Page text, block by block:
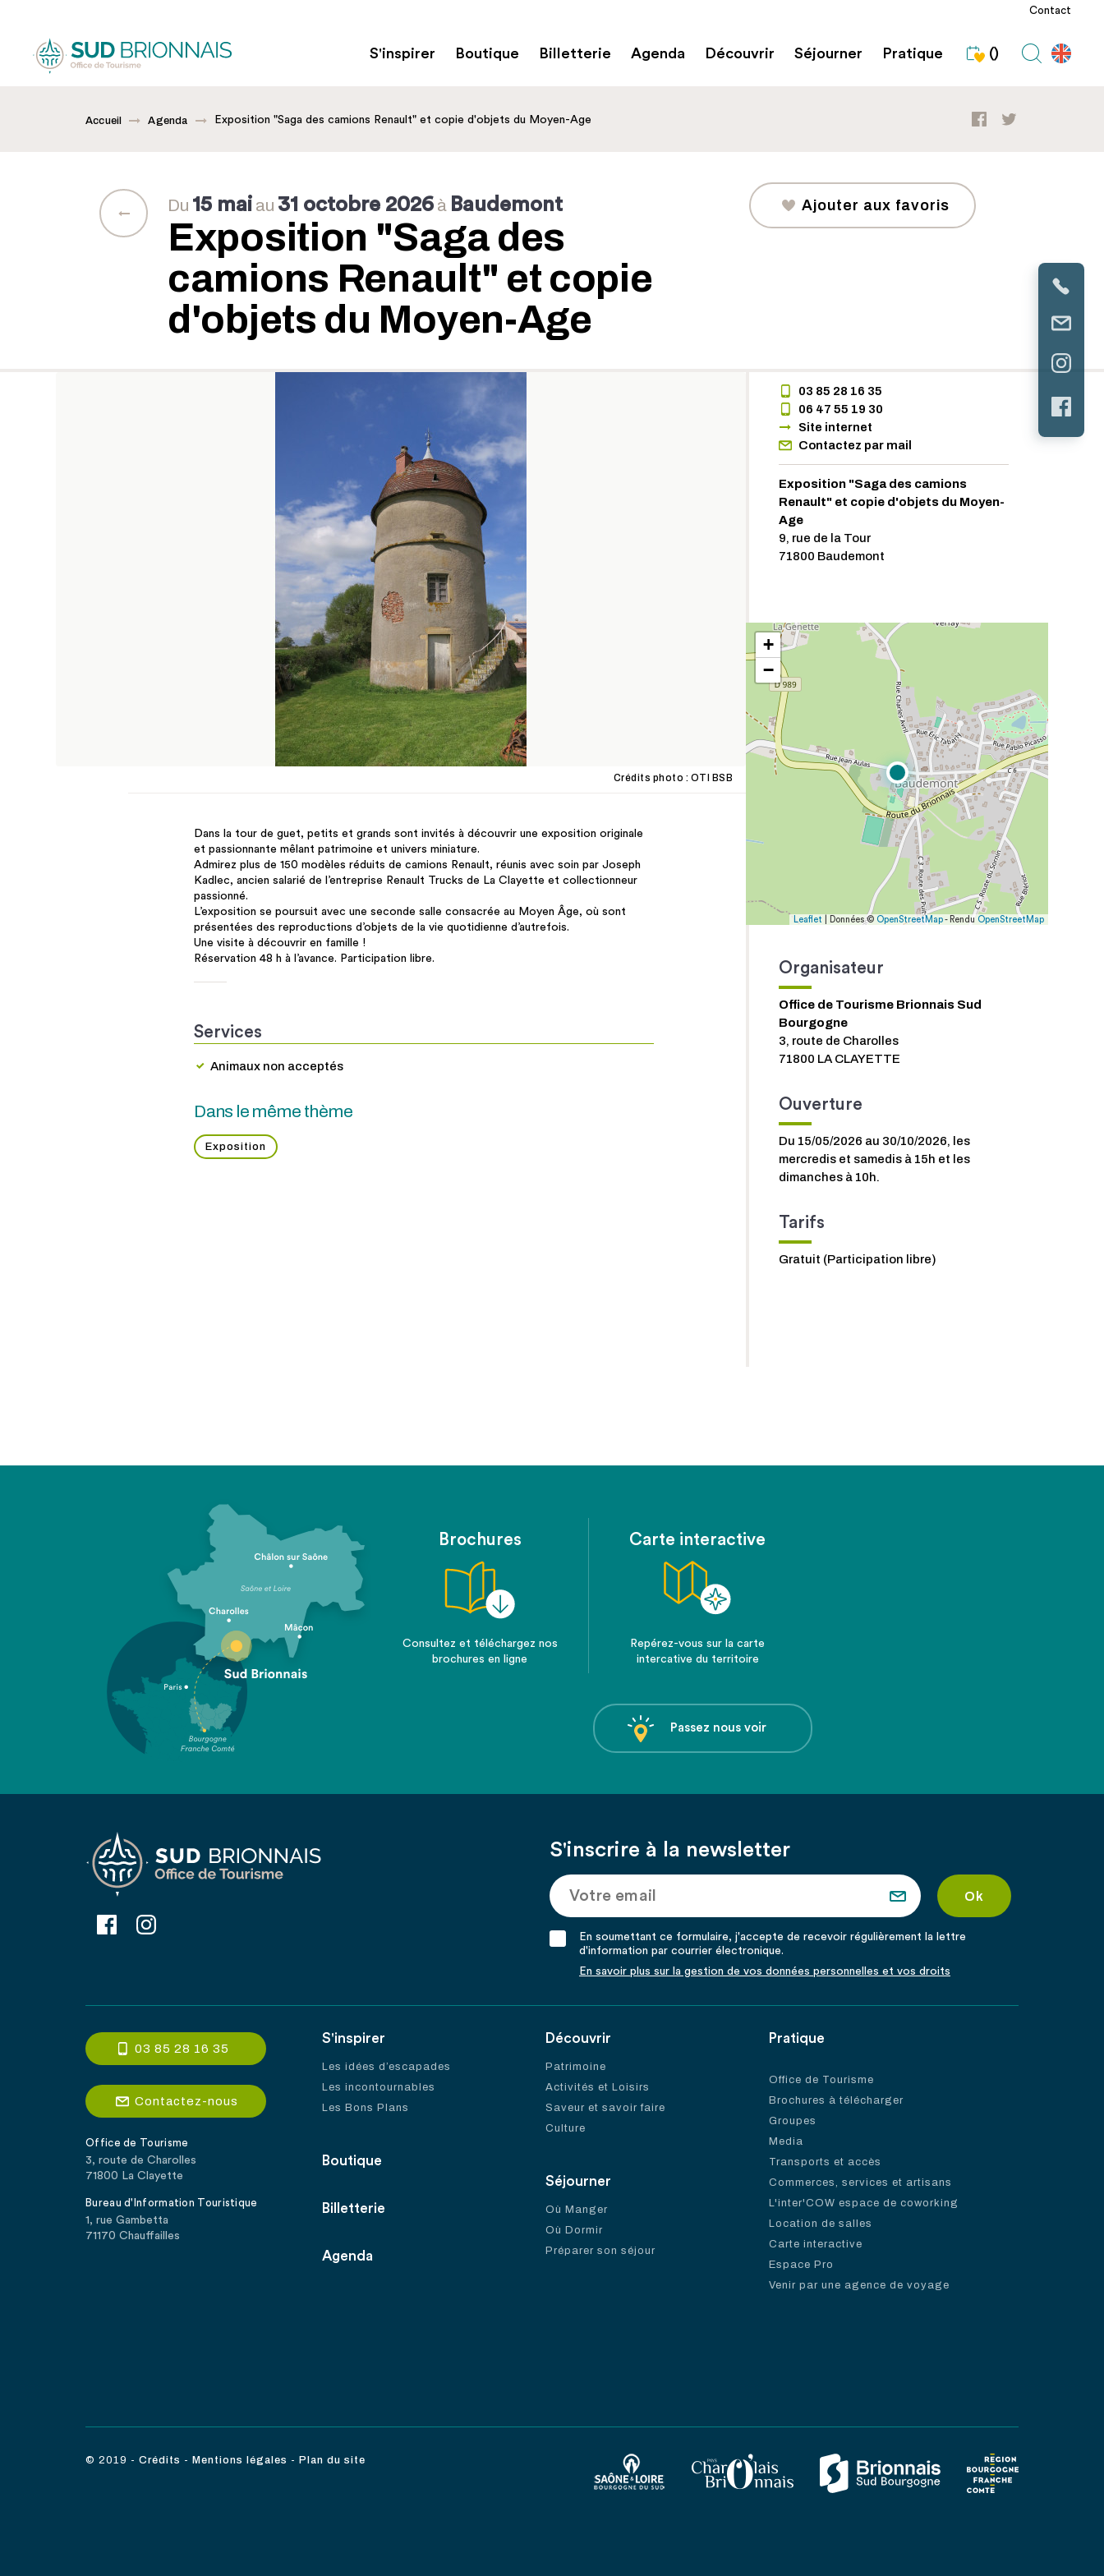
Contact
S'inspirer Boutique Billetterie Agenda Découvrir Séjourner Pratique ()
Accueil Agenda Exposition "Saga des camions Renault" et copie d'objets du Moyen-Age
Du 15 mai au 31 octobre 2026 à Baudemont
Exposition "Saga des
camions Renault" et copie
d'objets du Moyen-Age
Ajouter aux favoris
Crédits photo : OTI BSB
Dans la tour de guet, petits et grands sont invités à découvrir une exposition originale
et passionnante mêlant patrimoine et univers miniature.
Admirez plus de 150 modèles réduits de camions Renault, réunis avec soin par Joseph
Kadlec, ancien salarié de l’entreprise Renault Trucks de La Clayette et collectionneur
passionné.
L’exposition se poursuit avec une seconde salle consacrée au Moyen Âge, où sont
présentées des reproductions d’objets de la vie quotidienne d’autrefois.
Une visite à découvrir en famille !
Réservation 48 h à l’avance. Participation libre.
Services
Animaux non acceptés
Dans le même thème
Exposition
03 85 28 16 35
06 47 55 19 30
Site internet
Contactez par mail
Exposition "Saga des camions
Renault" et copie d'objets du Moyen-
Age
9, rue de la Tour
71800 Baudemont
+
−
Leaflet | Données © OpenStreetMap- Rendu OpenStreetMap
Organisateur
Office de Tourisme Brionnais Sud
Bourgogne
3, route de Charolles
71800 LA CLAYETTE
Ouverture
Du 15/05/2026 au 30/10/2026, les
mercredis et samedis à 15h et les
dimanches à 10h.
Tarifs
Gratuit (Participation libre)
Brochures
Consultez et téléchargez nos
brochures en ligne
Carte interactive
Repérez-vous sur la carte
intercative du territoire
Passez nous voir
S'inscrire à la newsletter
En soumettant ce formulaire, j'accepte de recevoir régulièrement la lettre
d'information par courrier électronique.
En savoir plus sur la gestion de vos données personnelles et vos droits
03 85 28 16 35
Contactez-nous
Office de Tourisme
3, route de Charolles
71800 La Clayette
Bureau d'Information Touristique
1, rue Gambetta
71170 Chauffailles
S'inspirer
Les idées d’escapades
Les incontournables
Les Bons Plans
Boutique
Billetterie
Agenda
Découvrir
Patrimoine
Activités et Loisirs
Saveur et savoir faire
Culture
Séjourner
Où Manger
Où Dormir
Préparer son séjour
Pratique
Office de Tourisme
Brochures à télécharger
Groupes
Media
Transports et accès
Commerces, services et artisans
L'inter'COW espace de coworking
Location de salles
Carte interactive
Espace Pro
Venir par une agence de voyage
© 2019 - Crédits - Mentions légales - Plan du site